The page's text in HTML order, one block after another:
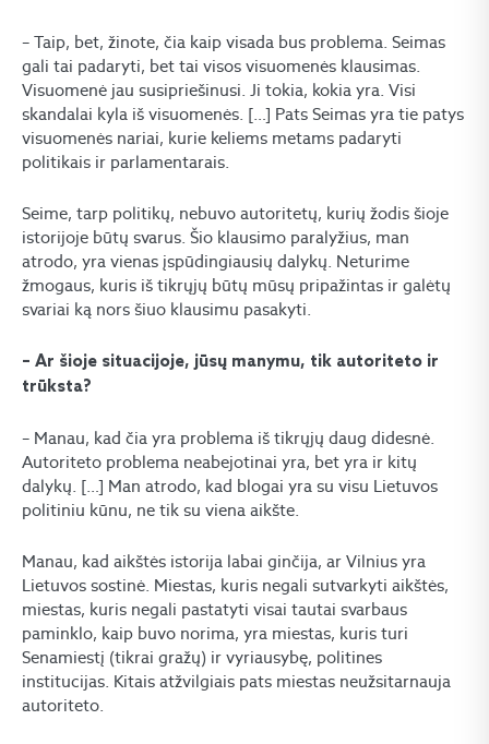
– Taip, bet, žinote, čia kaip visada bus problema. Seimas
gali tai padaryti, bet tai visos visuomenės klausimas.
Visuomenė jau susipriešinusi. Ji tokia, kokia yra. Visi
skandalai kyla iš visuomenės. […] Pats Seimas yra tie patys
visuomenės nariai, kurie keliems metams padaryti
politikais ir parlamentarais.
Seime, tarp politikų, nebuvo autoritetų, kurių žodis šioje
istorijoje būtų svarus. Šio klausimo paralyžius, man
atrodo, yra vienas įspūdingiausių dalykų. Neturime
žmogaus, kuris iš tikrųjų būtų mūsų pripažintas ir galėtų
svariai ką nors šiuo klausimu pasakyti.
– Ar šioje situacijoje, jūsų manymu, tik autoriteto ir
trūksta?
– Manau, kad čia yra problema iš tikrųjų daug didesnė.
Autoriteto problema neabejotinai yra, bet yra ir kitų
dalykų. […] Man atrodo, kad blogai yra su visu Lietuvos
politiniu kūnu, ne tik su viena aikšte.
Manau, kad aikštės istorija labai ginčija, ar Vilnius yra
Lietuvos sostinė. Miestas, kuris negali sutvarkyti aikštės,
miestas, kuris negali pastatyti visai tautai svarbaus
paminklo, kaip buvo norima, yra miestas, kuris turi
Senamiestį (tikrai gražų) ir vyriausybę, politines
institucijas. Kitais atžvilgiais pats miestas neužsitarnauja
autoriteto.